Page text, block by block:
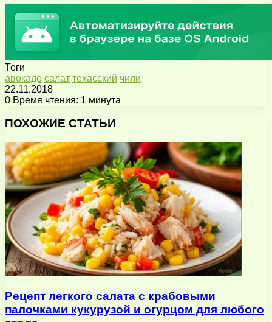
Теги
авокадо салат техасский чили
22.11.2018
0 Время чтения: 1 минута
через
почту
ПОХОЖИЕ СТАТЬИ
Рецепт легкого салата с крабовыми
палочками кукурузой и огурцом для любого